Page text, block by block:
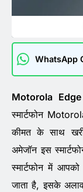
WhatsApp
Motorola
स्मार्टफोन
कीमत के साथ
अमेजॉन इस
स्मार्टफोन में
जाता है, इसके